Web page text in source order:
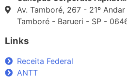
Av. Tamboré, 267 - 21º
Tamboré - Barueri - SP -
Links
Receita Federal
ANTT